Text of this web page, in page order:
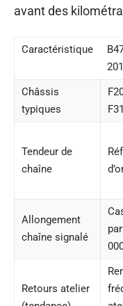
avant des
Caractéristique
Châssis
typiques
F31
Tendeur de
chaîne
Allongement
chaîne signalé
Retours atelier